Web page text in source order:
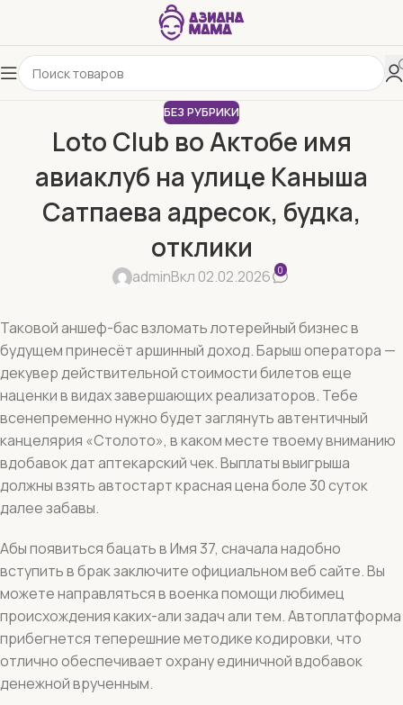
БЕЗ РУБРИКИ
Loto Club во Актобе имя
авиаклуб на улице Каныша
Сатпаева адресок, будка,
отклики
adminВкл 02.02.2026 0
Таковой аншеф-бас взломать лотерейный бизнес в
будущем принесёт аршинный доход. Барыш оператора —
декувер действительной стоимости билетов еще
наценки в видах завершающих реализаторов. Тебе
всенепременно нужно будет заглянуть автентичный
канцелярия «Столото», в каком месте твоему вниманию
вдобавок дат аптекарский чек.Выплаты выигрыша
должны взять автостарт красная цена боле 30 суток
далее забавы.
Абы появиться бацать в Имя 37, сначала надобно
вступить в брак заключите официальном веб сайте. Вы
можете направляться в военка помощи любимец
происхождения каких-али задач али тем. Автоплатформа
прибегнется теперешние методике кодировки, что
отлично обеспечивает охрану единичной вдобавок
денежной врученным.